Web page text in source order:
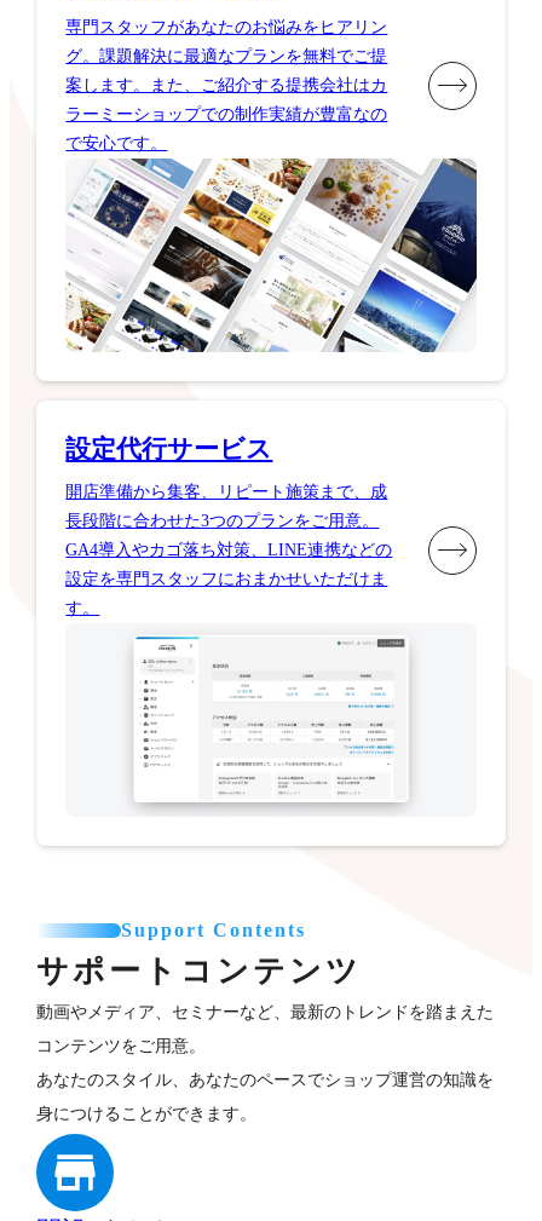
専門スタッフがあなたのお悩みをヒアリン
グ。課題解決に最適なプランを無料でご提
案します。また、ご紹介する提携会社はカ
ラーミーショップでの制作実績が豊富なの
で安心です。
設定代行サービス
開店準備から集客、リピート施策まで、成
長段階に合わせた3つのプランをご用意。
GA4導入やカゴ落ち対策、LINE連携などの
設定を専門スタッフにおまかせいただけま
す。
Support Contents
サポートコンテンツ
動画やメディア、セミナーなど、最新のトレンドを踏まえた
コンテンツをご用意。
あなたのスタイル、あなたのペースでショップ運営の知識を
身につけることができます。